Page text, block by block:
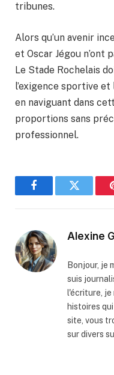
tribunes.
Alors qu’un avenir
et Oscar Jégou n’ont
Le Stade Rochelais
l’exigence sportive
en naviguant dans
proportions sans
professionnel.
FacebookTwitter
Alexine
Bonjour, je
suis
l'écriture,
histoires
site, vous
sur divers